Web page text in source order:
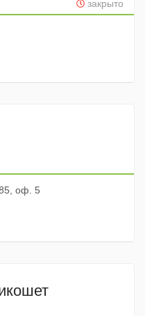
закрыто
85, оф. 5